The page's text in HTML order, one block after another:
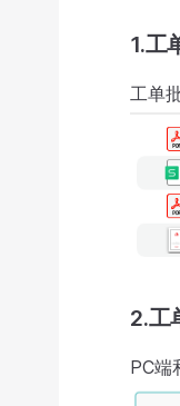
1.工
工单
2.工
PC端